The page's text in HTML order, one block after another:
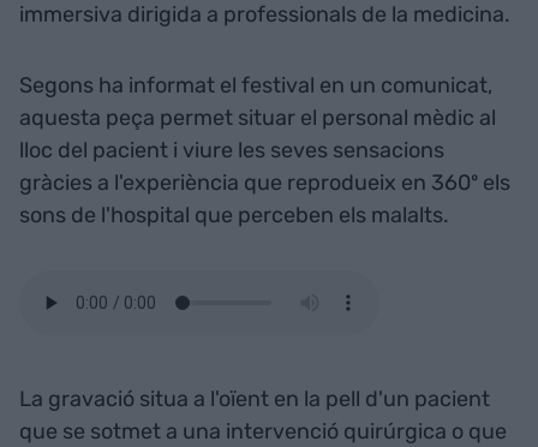
immersiva dirigida a professionals de la medicina.
Segons ha informat el festival en un comunicat,
aquesta peça permet situar el personal mèdic al
lloc del pacient i viure les seves sensacions
gràcies a l'experiència que reprodueix en 360º els
sons de l'hospital que perceben els malalts.
La gravació situa a l'oïent en la pell d'un pacient
que se sotmet a una intervenció quirúrgica o que